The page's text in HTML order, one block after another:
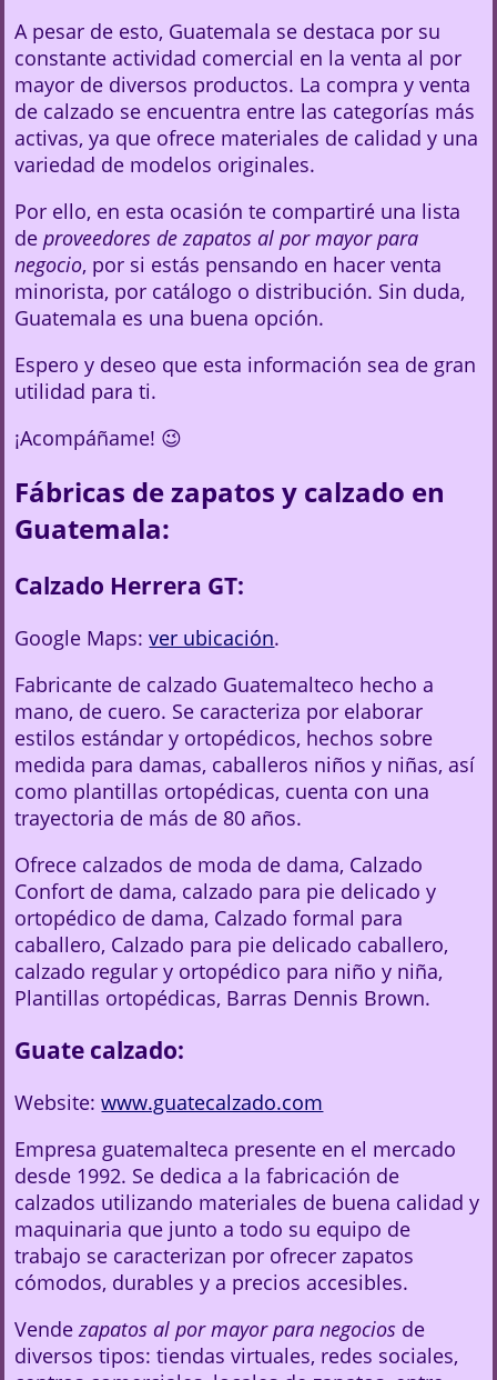
A pesar de esto, Guatemala se destaca por su
constante actividad comercial en la venta al por
mayor de diversos productos. La compra y venta
de calzado se encuentra entre las categorías más
activas, ya que ofrece materiales de calidad y una
variedad de modelos originales.
Por ello, en esta ocasión te compartiré una lista
deproveedores de zapatos al por mayor para
negocio, por si estás pensando en hacer venta
minorista, por catálogo o distribución. Sin duda,
Guatemala es una buena opción.
Espero y deseo que esta información sea de gran
utilidad para ti.
¡Acompáñame! 😉
Fábricas de zapatos y calzado en
Guatemala:
Calzado Herrera GT:
Google Maps:ver ubicación.
Fabricante de calzado Guatemalteco hecho a
mano, de cuero. Se caracteriza por elaborar
estilos estándar y ortopédicos, hechos sobre
medida para damas, caballeros niños y niñas, así
como plantillas ortopédicas, cuenta con una
trayectoria de más de 80 años.
Ofrece calzados de moda de dama, Calzado
Confort de dama, calzado para pie delicado y
ortopédico de dama, Calzado formal para
caballero, Calzado para pie delicado caballero,
calzado regular y ortopédico para niño y niña,
Plantillas ortopédicas, Barras Dennis Brown.
Guate calzado:
Website:www.guatecalzado.com
Empresa guatemalteca presente en el mercado
desde 1992. Se dedica a la fabricación de
calzados utilizando materiales de buena calidad y
maquinaria que junto a todo su equipo de
trabajo se caracterizan por ofrecer zapatos
cómodos, durables y a precios accesibles.
Vendezapatos al por mayor para negocios de
diversos tipos: tiendas virtuales, redes sociales,